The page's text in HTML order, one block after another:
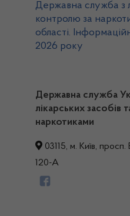
Державна служба з
контролю за
області.
2026 року
Державна служба
лікарських засобів
наркотиками
03115, м. Київ,
120-А